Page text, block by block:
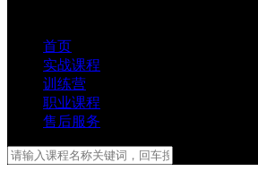
首页
实战课程
训练营
职业课程
售后服务